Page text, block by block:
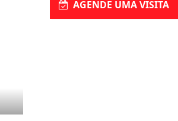
AGENDE UMA VISITA